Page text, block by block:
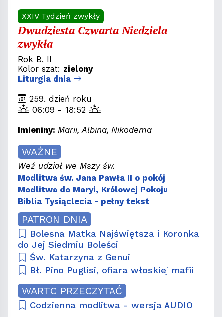
XXIV Tydzień zwykły
Dwudziesta Czwarta Niedziela
zwykła
Rok B, II
Kolor szat: zielony
Liturgia dnia
259. dzień roku
06:09 - 18:52
Imieniny: Marii, Albina, Nikodema
WAŻNE
Weź udział we Mszy św.
Modlitwa św. Jana Pawła II o pokój
Modlitwa do Maryi, Królowej Pokoju
Biblia Tysiąclecia - pełny tekst
PATRON DNIA
Bolesna Matka Najświętsza i Koronka
do Jej Siedmiu Boleści
Św. Katarzyna z Genui
Bł. Pino Puglisi, ofiara włoskiej mafii
WARTO PRZECZYTAĆ
Codzienna modlitwa - wersja AUDIO